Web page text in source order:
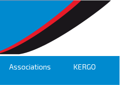
Associations KERGO